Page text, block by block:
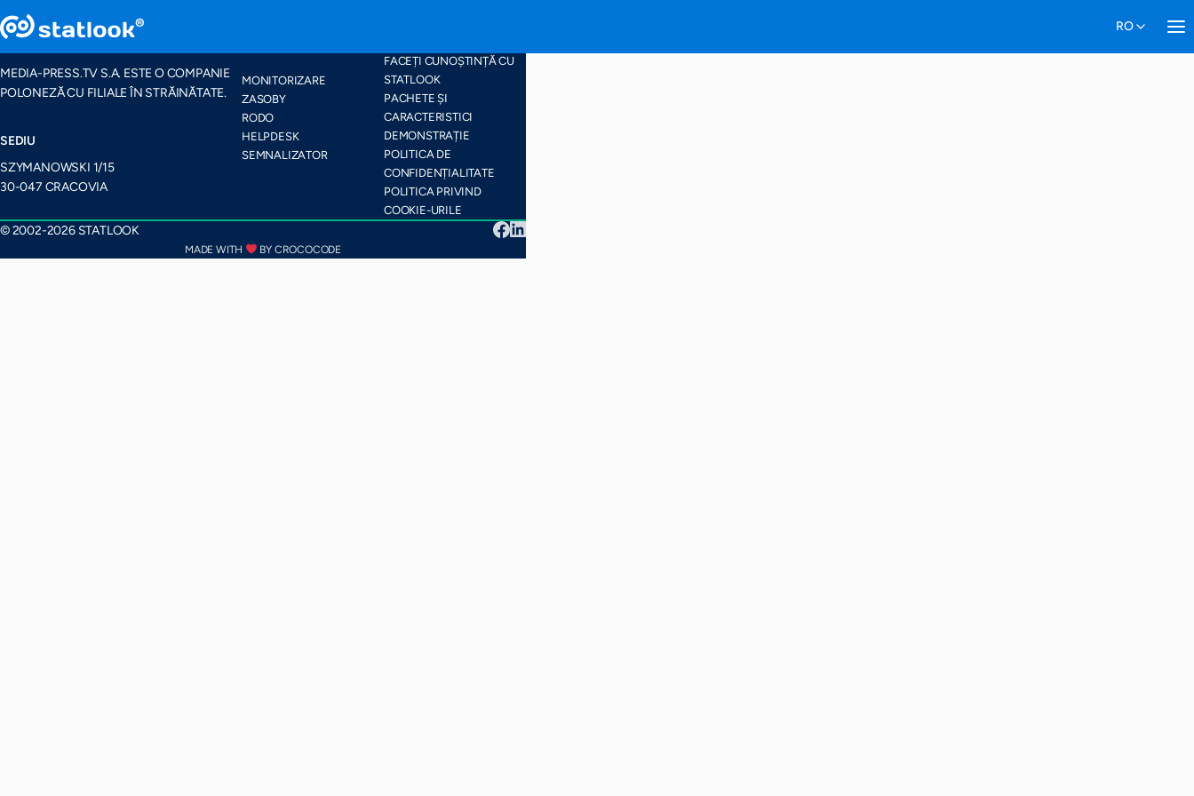
MEDIA-PRESS.TV S.A. ESTE O COMPANIE
POLONEZĂ CU FILIALE ÎN STRĂINĂTATE.
SEDIU
SZYMANOWSKI 1/15
30-047 CRACOVIA
MONITORIZARE
ZASOBY
RODO
HELPDESK
SEMNALIZATOR
FACEȚI CUNOȘTINȚĂ CU
STATLOOK
PACHETE ȘI
CARACTERISTICI
DEMONSTRAȚIE
POLITICA DE
CONFIDENȚIALITATE
POLITICA PRIVIND
COOKIE-URILE
© 2002-2026 STATLOOK
MADE WITH BY CROCOCODE